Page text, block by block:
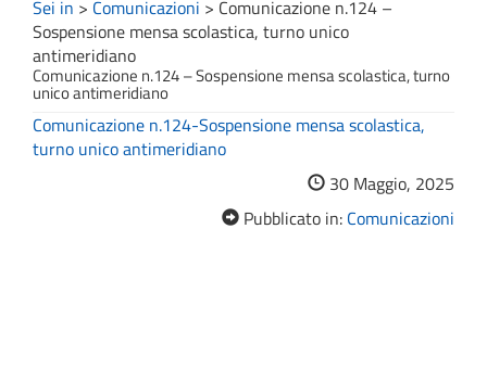
Sei in > Comunicazioni > Comunicazione n.124 –
Sospensione mensa scolastica, turno unico
antimeridiano
Comunicazione n.124 – Sospensione mensa scolastica, turno
unico antimeridiano
Comunicazione n.124-Sospensione mensa scolastica,
turno unico antimeridiano
30 Maggio, 2025
Pubblicato in: Comunicazioni